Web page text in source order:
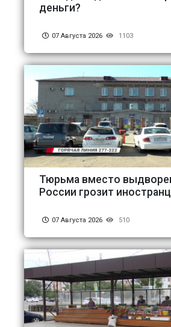
деньги?
07 Августа 2026 1103
Тюрьма вместо
России грозит
07 Августа 2026 510